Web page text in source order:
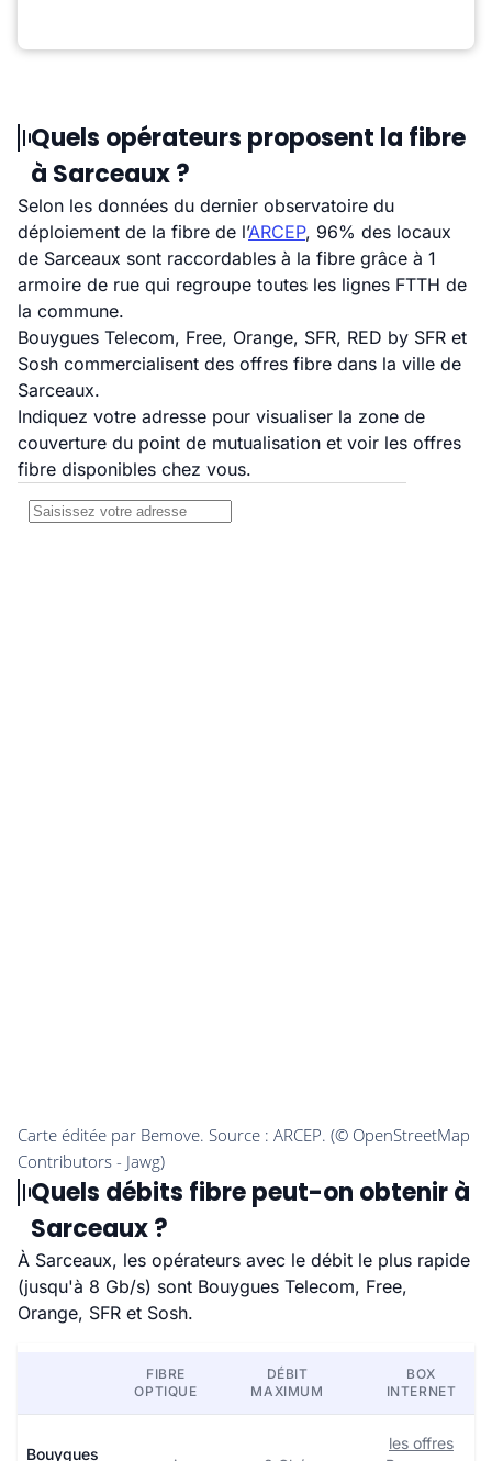
Quels opérateurs proposent la fibre
à Sarceaux ?
Selon les données du dernier observatoire du
déploiement de la fibre de l’ARCEP, 96% des locaux
de Sarceaux sont raccordables à la fibre grâce à 1
armoire de rue qui regroupe toutes les lignes FTTH de
la commune.
Bouygues Telecom, Free, Orange, SFR, RED by SFR et
Sosh commercialisent des offres fibre dans la ville de
Sarceaux.
Indiquez votre adresse pour visualiser la zone de
couverture du point de mutualisation et voir les offres
fibre disponibles chez vous.
Quels débits fibre peut-on obtenir à
Sarceaux ?
À Sarceaux, les opérateurs avec le débit le plus rapide
(jusqu'à 8 Gb/s) sont Bouygues Telecom, Free,
Orange, SFR et Sosh.
FIBRE
OPTIQUE
DÉBIT
MAXIMUM
BOX
INTERNET
Bouygues
les offres